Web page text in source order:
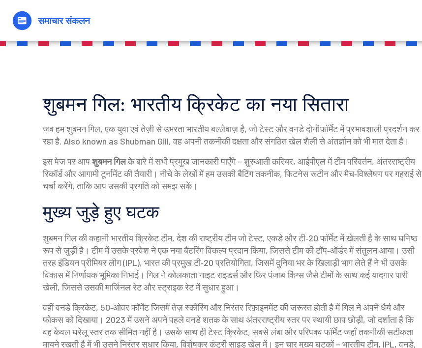
शुबमन गिल: भारतीय क्रिकेट का नया सितारा
जब हमशुबमन गिल,एक युवा एवं तेज़ी से उभरता भारतीय बल्लेबाज़ है, जो टेस्ट और वनडे दोनों फ़ॉर्मेट में प्रभावशाली प्रदर्शन कर
रहा है. Also known as Shubman Gill, वह अपनी तकनीकी दक्षता और संगठित खेल शैली से अंतर्ज्ञान को भी मात देता है।
इस पेज पर आपशुबमन गिलके बारे में सभी प्रमुख जानकारी पाएँगे – शुरुआती करियर, आईपीएल में टीम परिवर्तन, अंतरराष्ट्रीय
रिकॉर्ड और आगामी टूर्नामेंट की तैयारी। नीचे के लेखों में हम उसकी बैटिंग तकनीक, फिटनेस रूटीन और मैच‑विश्लेषण पर गहराई से
चर्चा करेंगे, ताकि आप उसकी प्रगति को समझ सकें।
मुख्य जुड़े हुए घटक
शुबमन गिल की कहानीभारतीय क्रिकेट टीम,देश की राष्ट्रीय टीम जो टेस्ट, एकडे और टी‑20 फॉर्मेट में खेलती हैके साथ घनिष्ठ
रूप से जुड़ी है। टीम में उसके प्रवेश ने एक नया बैटरिंग विकल्प प्रदान किया, जिससे टीम की टॉप‑ऑर्डर में संतुलन आया। उसी
तरहइंडियन प्रीमियर लीग (IPL), भारत की प्रमुख टी‑20 प्रतियोगिता, जिसमें दुनिया भर के खिलाड़ी भाग लेते हैंने भी उसके
विकास में निर्णायक भूमिका निभाई। गिल ने कोलकाता नाइट राइडर्स और फिर पंजाब किंग्स जैसे टीमों के साथ कई यादगार पारी
खेली, जिससे उसकी मार्जिनल रेट और स्ट्राइक रेट में सुधार हुआ।
वहींवनडे क्रिकेट, 50‑ओवर फॉर्मेट जिसमें तेज़ स्कोरिंग और निरंतर रिफ़ाइनमेंट की जरूरत होती हैमें गिल ने अपने धैर्य और
फोकस को दिखाया। 2023 में उसने अपने पहले वनडे शतक के साथ अंतरराष्ट्रीय स्तर पर स्थायी छाप छोड़ी, जो दर्शाता है कि
वह केवल घरेलू स्तर तक सीमित नहीं है। उसके साथ हीटेस्ट क्रिकेट,सबसे लंबा और परिपक्व फॉर्मेट जहाँ तकनीकी सटीकता
मायने रखती हैमें भी उसने निरंतर सुधार किया, विशेषकर कंट्री साइड खेल में। इन चार मुख्य घटकों – भारतीय टीम, IPL, वनडे,